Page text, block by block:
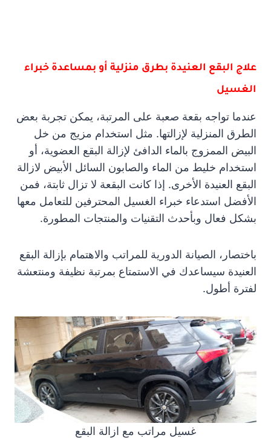
علاج البقع العنيدة بطرق منزلية أو بمساعدة خبراء
الغسيل
عندما تواجه بقعة صعبة على المرتبة، يمكن تجربة بعض
الطرق المنزلية لإزالتها. مثل استخدام مزيج من خل
البيض الممزوج بالماء الدافئ لإزالة البقع العضوية، أو
استخدام خليط من الماء والصابون السائل الأبيض لازالة
البقع العنيدة الأخرى. إذا كانت البقعة لا تزال ثابتة، فمن
الأفضل استدعاء خبراء الغسيل المحترفين للتعامل معها
بشكل فعال وبأحدث التقنيات والمنتجات المطورة.
باختصار، الصيانة الدورية للمراتب والاهتمام بإزالة البقع
العنيدة سيساعدك في الاستمتاع بمرتبة نظيفة ومنتعشة
لفترة أطول.
غسيل مراتب مع ازالة البقع